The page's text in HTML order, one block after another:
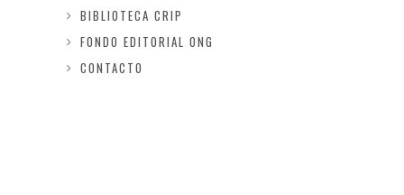
BIBLIOTECA CRIP
FONDO EDITORIAL ONG
CONTACTO